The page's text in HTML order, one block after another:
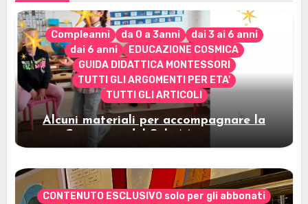
Compleanni da 0 a 3anni
dai 3 ai 6 anni
dai 6 anni
EDUCAZIONE COSMICA
GUIDA DIDATTICA MONTESSORI
TUTTI GLI ARGOMENTI PER ETA'
TUTTI GLI ARTICOLI
Alcuni materiali per accompagnare la
Cerimonia del Sole Montessori
CONTENUTO ESCLUSIVO solo per gli abbonati